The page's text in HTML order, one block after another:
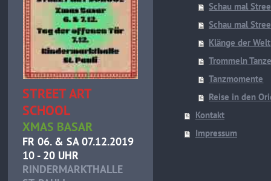
STREET ART
SCHOOL
XMAS BASAR
FR 06. & SA 07.12.2019
10 - 20 UHR
RINDERMARKTHALLE
Schau mal
Schau mal
Klänge der Welt
Trommeln
Tanzmomente
Reise in den
Kontakt
Impressum